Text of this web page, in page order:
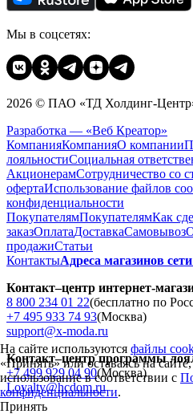
Мы в соцсетях:
2026 © ПАО «ТД Холдинг-
Разработка — «Веб Креатор»
КомпанияКомпанияО компании
лояльностиСоциальная
АкционерамСотрудничество со
офертаИспользование файлов
конфиденциальности
ПокупателямПокупателямКак
заказОплатаДоставкаCамовывоз
продажиСтатьи
КонтактыАдреса магазинов
Контакт–центр интернет-
8 800 234 01 22(бесплатно по
+7 495 933 74 93(Москва)
support@x-moda.ru
Контакт–центр программы
+7 499 929 04 90(Москва)
Loyalty@hcdom.ru
На сайте используются файлы
«Принять» или оставаясь на
использование в соответствии с
конфиденциальности.
Принять